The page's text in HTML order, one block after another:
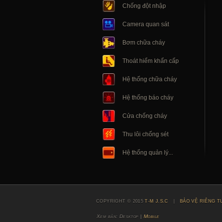
Chống đột nhập
Camera quan sát
Bơm chữa cháy
Thoát hiểm khẩn cấp
Hệ thống chữa cháy
Hệ thống báo cháy
Cửa chống cháy
Thu lôi chống sét
Hệ thống quản lý...
COPYRIGHT © 2015T-M J.S.C BẢO VỆ RIÊNG
Xem bản: Desktop | Mobile